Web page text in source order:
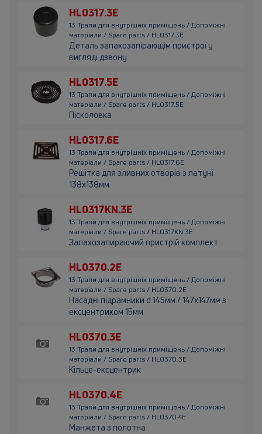
HL0317.3E
13 Трапи для внутрішніх приміщень / Допоміжні
матеріали / Spare parts / HL0317.3E
Деталь запахозапірающім пристрої у
вигляді дзвону
HL0317.5E
13 Трапи для внутрішніх приміщень / Допоміжні
матеріали / Spare parts / HL0317.5E
Пісколовка
HL0317.6E
13 Трапи для внутрішніх приміщень / Допоміжні
матеріали / Spare parts / HL0317.6E
Решітка для зливних отворів з латуні
138х138мм
HL0317KN.3E
13 Трапи для внутрішніх приміщень / Допоміжні
матеріали / Spare parts / HL0317KN.3E
Запахозапираючий пристрій комплект
HL0370.2E
13 Трапи для внутрішніх приміщень / Допоміжні
матеріали / Spare parts / HL0370.2E
Насадні підрамники d 145мм / 147х147мм з
ексцентриком 15мм
HL0370.3E
13 Трапи для внутрішніх приміщень / Допоміжні
матеріали / Spare parts / HL0370.3E
Кільце-ексцентрик
HL0370.4E
13 Трапи для внутрішніх приміщень / Допоміжні
матеріали / Spare parts / HL0370.4E
Манжета з полотна